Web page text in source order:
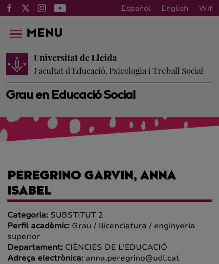
Español English Wifi
Grau en Educació Social
Universitat de Lleida
Facultat d'Educació, Psicologia i Treball Social
MENU
PEREGRINO GARVIN, ANNA
ISABEL
Categoria: SUBSTITUT 2
Perfil acadèmic: Grau / llicenciatura / enginyeria
superior
Departament: CIÈNCIES DE L'EDUCACIÓ
Adreça electrònica: anna.peregrino@udl.cat